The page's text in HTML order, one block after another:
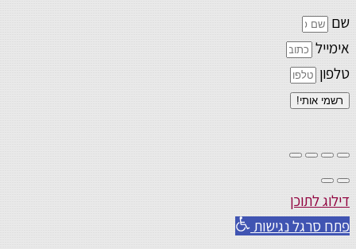
שם
אימייל
טלפון
רשמי אותי!
דילוג לתוכן
פתח סרגל נגישות